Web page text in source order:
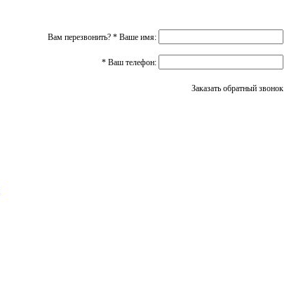
Вам перезвонить? * Ваше имя:
* Ваш телефон:
Заказать обратный звонок